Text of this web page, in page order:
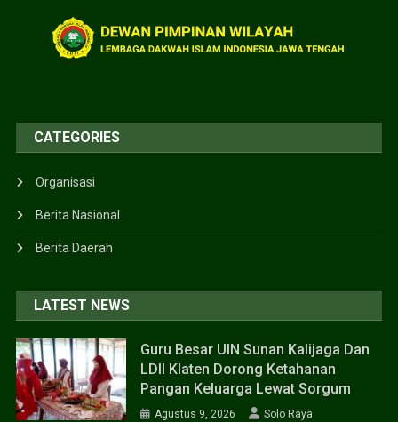
CATEGORIES
Organisasi
Berita Nasional
Berita Daerah
LATEST NEWS
Guru Besar UIN Sunan Kalijaga Dan
LDII Klaten Dorong Ketahanan
Pangan Keluarga Lewat Sorgum
Agustus 9, 2026 Solo Raya